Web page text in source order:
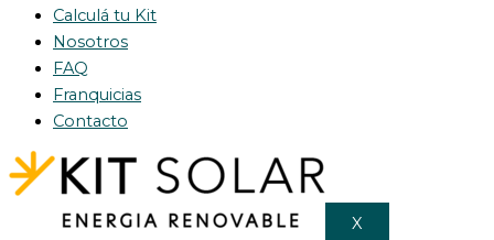
Calculá tu Kit
Nosotros
FAQ
Franquicias
Contacto
X